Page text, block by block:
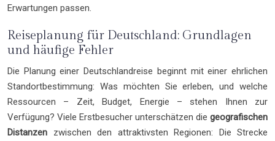
Erwartungen passen.
Reiseplanung für Deutschland: Grundlagen
und häufige Fehler
Die Planung einer Deutschlandreise beginnt mit einer ehrlichen
Standortbestimmung: Was möchten Sie erleben, und welche
Ressourcen – Zeit, Budget, Energie – stehen Ihnen zur
Verfügung? Viele Erstbesucher unterschätzen die geografischen
Distanzen zwischen den attraktivsten Regionen: Die Strecke